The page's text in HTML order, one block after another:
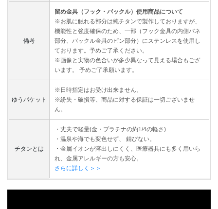
備考
留め金具（フック・バックル）使用商品について
※お肌に触れる部分は純チタンで製作しておりますが、
機能性と強度確保のため、一部（フック金具の内側バネ
部分、バックル金具のピン部分）にステンレスを使用し
ております。予めご了承ください。
※画像と実物の色合いが多少異なって見える場合もござ
います。 予めご了承願います。
ゆうパケット
※日時指定はお受け出来ません。
※紛失・破損等、商品に対する保証は一切ございませ
ん。
チタンとは
・丈夫で軽量(金・プラチナの約1/4の軽さ)
・温泉や海でも変色せず、 錆びない。
・金属イオンが溶出しにくく、医療器具にも多く用いら
れ、金属アレルギーの方も安心。
さらに詳しく＞＞